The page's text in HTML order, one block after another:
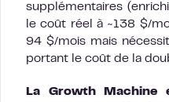
supplémentaires
le coût réel à ~138 $/
94 $/mois mais
portant le coût de la
La Growth Machine